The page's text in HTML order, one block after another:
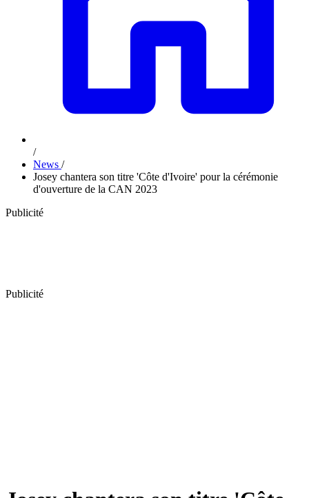
/
News /
Josey chantera son titre 'Côte d'Ivoire' pour la cérémonie
d'ouverture de la CAN 2023
Publicité
Publicité